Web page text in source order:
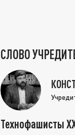
СЛОВО
Технофашисты